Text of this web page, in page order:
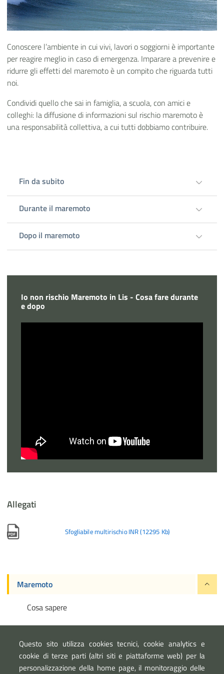
Conoscere l’ambiente in cui vivi, lavori o soggiorni è importante
per reagire meglio in caso di emergenza. Imparare a prevenire e
ridurre gli effetti del maremoto è un compito che riguarda tutti
noi.
Condividi quello che sai in famiglia, a scuola, con amici e
colleghi: la diffusione di informazioni sul rischio maremoto è
una responsabilità collettiva, a cui tutti dobbiamo contribuire.
Fin da subito
Durante il maremoto
Dopo il maremoto
Io non rischio Maremoto in Lis - Cosa fare durante
e dopo
Allegati
Sfogliabile multirischio INR(12295 Kb)
Maremoto
Cosa sapere
Questo sito utilizza cookies tecnici, cookie analytics e
cookie di terze parti (altri siti e piattaforme web) per la
personalizzazione della home page, il monitoraggio delle